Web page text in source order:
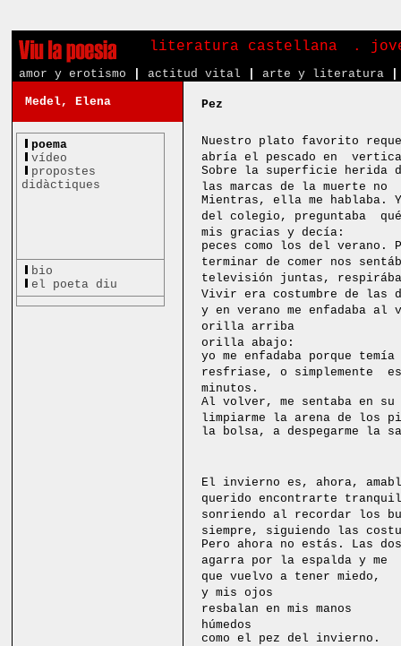
literatura castellana .
amor y erotismo actitud vital arte y literatura
Medel, Elena
poema
vídeo
propostes
didàctiques
bio
el poeta diu
Pez
Nuestro plato favorito
abría el pescado en
Sobre la superficie herida
las marcas de la muerte
Mientras, ella me hablaba.
del colegio, preguntaba
mis gracias y decía:
peces como los del
terminar de comer nos
televisión juntas,
Vivir era costumbre de las
y en verano me enfadaba al
orilla arriba
orilla abajo:
yo me enfadaba porque
resfriase, o simplemente
minutos.
Al volver, me sentaba en su
limpiarme la arena de los
la bolsa, a despegarme la
El invierno es, ahora,
querido encontrarte
sonriendo al recordar los
siempre, siguiendo las
Pero ahora no estás. Las
agarra por la espalda y me
que vuelvo a tener miedo,
y mis ojos
resbalan en mis manos
húmedos
como el pez del invierno.